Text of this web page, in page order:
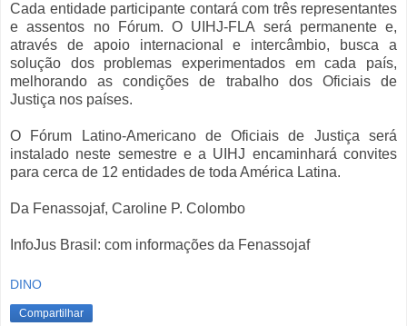
Cada entidade participante contará com três representantes
e assentos no Fórum. O UIHJ-FLA será permanente e,
através de apoio internacional e intercâmbio, busca a
solução dos problemas experimentados em cada país,
melhorando as condições de trabalho dos Oficiais de
Justiça nos países.
O Fórum Latino-Americano de Oficiais de Justiça será
instalado neste semestre e a UIHJ encaminhará convites
para cerca de 12 entidades de toda América Latina.
Da Fenassojaf, Caroline P. Colombo
InfoJus Brasil: com informações da Fenassojaf
DINO
Compartilhar